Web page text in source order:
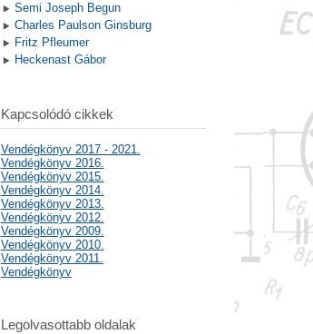
Semi Joseph Begun
Charles Paulson Ginsburg
Fritz Pfleumer
Heckenast Gábor
Kapcsolódó cikkek
Vendégkönyv 2017 - 2021.
Vendégkönyv 2016.
Vendégkönyv 2015.
Vendégkönyv 2014.
Vendégkönyv 2013.
Vendégkönyv 2012.
Vendégkönyv 2009.
Vendégkönyv 2010.
Vendégkönyv 2011.
Vendégkönyv
Legolvasottabb oldalak